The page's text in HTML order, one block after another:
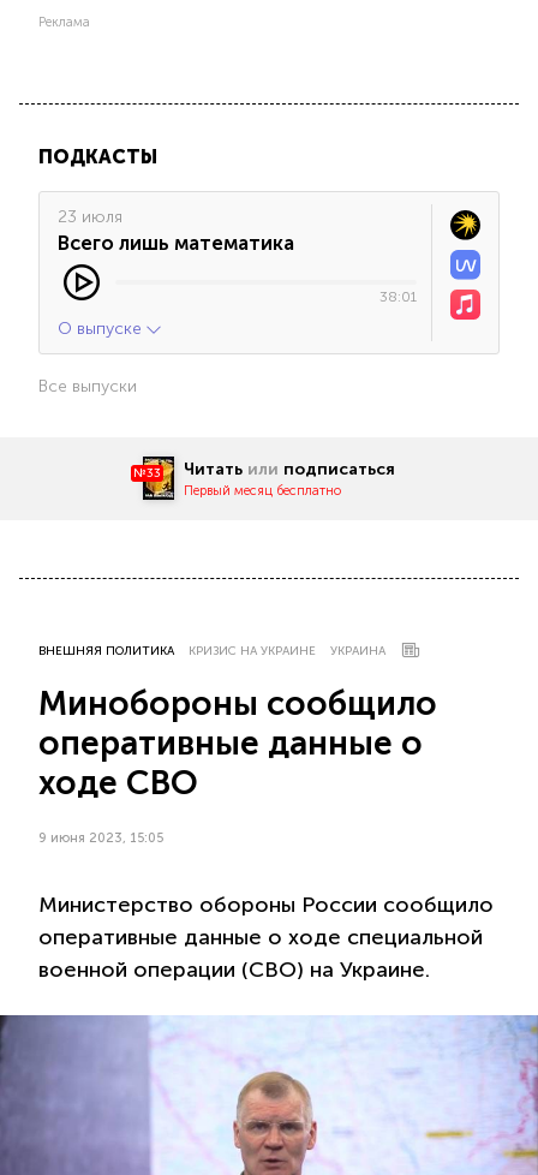
Реклама
ПОДКАСТЫ
23 июля
Всего лишь математика
38:01
О выпуске
Все выпуски
№33 Читать или подписаться
Первый месяц бесплатно
ВНЕШНЯЯ ПОЛИТИКА КРИЗИС НА УКРАИНЕ УКРАИНА
Минобороны сообщило
оперативные данные о
ходе СВО
9 июня 2023, 15:05
Министерство обороны России сообщило
оперативные данные о ходе специальной
военной операции (СВО) на Украине.